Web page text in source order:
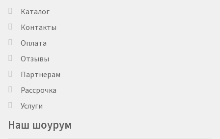
Каталог
Контакты
Оплата
Отзывы
Партнерам
Рассрочка
Услуги
Наш шоурум